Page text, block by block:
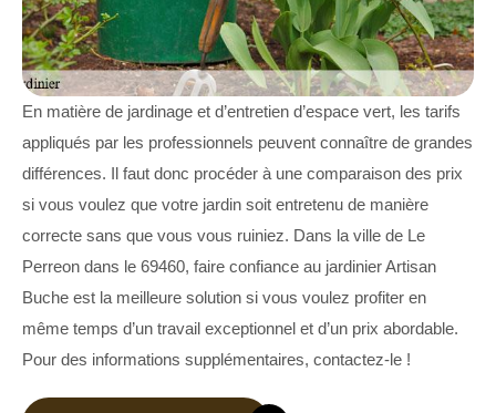
En matière de jardinage et d’entretien d’espace vert, les tarifs
appliqués par les professionnels peuvent connaître de grandes
différences. Il faut donc procéder à une comparaison des prix
si vous voulez que votre jardin soit entretenu de manière
correcte sans que vous vous ruiniez. Dans la ville de Le
Perreon dans le 69460, faire confiance au jardinier Artisan
Buche est la meilleure solution si vous voulez profiter en
même temps d’un travail exceptionnel et d’un prix abordable.
Pour des informations supplémentaires, contactez-le !